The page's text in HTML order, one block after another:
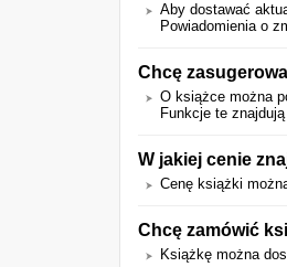
Aby dostawać
Powiadomienia o
Chcę
O książce można
Funkcje te
W jakiej cenie
Cenę książki
Chcę zamówić
Książkę można